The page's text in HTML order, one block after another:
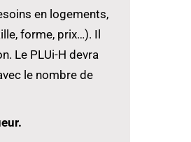
en logements,
forme, prix…). Il
Le PLUi-H devra
le nombre de